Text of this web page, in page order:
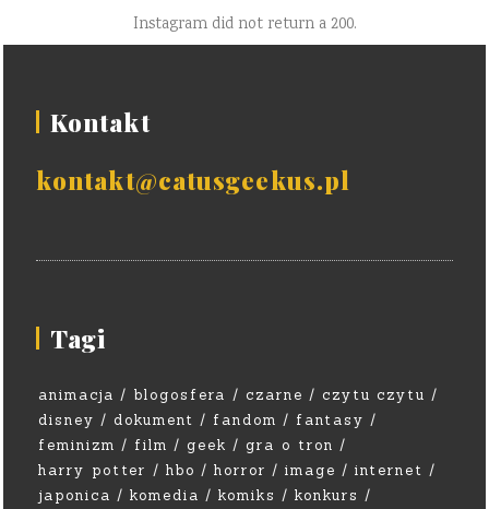
Instagram did not return a 200.
Kontakt
kontakt@catusgeekus.pl
Tagi
animacja blogosfera czarne
czytu czytu
disney
dokument fandom
fantasy
feminizm
film geek
gra o tron
harry potter
hbo horror image
internet
japonica
komedia komiks
konkurs